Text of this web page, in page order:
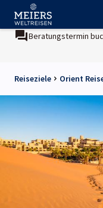
Beratungstermin
Reiseziele Orient